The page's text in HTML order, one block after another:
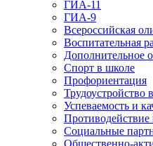
ГИА-11
ГИА-9
Всероссийская
Воспитательная
Дополнительное
Спорт в школе
Профориентация
Трудоустройство
Успеваемость и
Противодействие
Социальные
Общественно-